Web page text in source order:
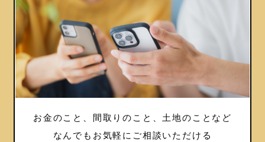
お金のこと、間取りのこと、土地のことなど
なんでもお気軽にご相談いただける